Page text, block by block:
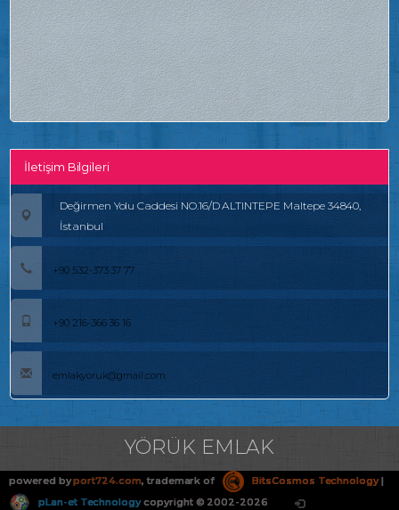
İletişim Bilgileri
Değirmen Yolu Caddesi NO.16/D ALTINTEPE Maltepe 34840,
İstanbul
+90 532-373 37 77
+90 216-366 36 16
emlakyoruk@gmail.com
YÖRÜK EMLAK
powered byport724.com, trademark of BitsCosmos Technology|
pLan-et Technologycopyright © 2002-2026